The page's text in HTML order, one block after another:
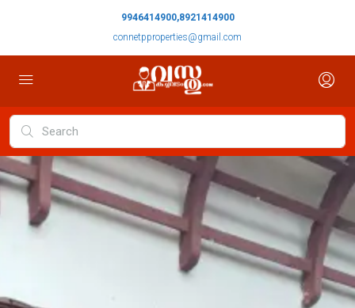
9946414900,8921414900
connetpproperties@gmail.com